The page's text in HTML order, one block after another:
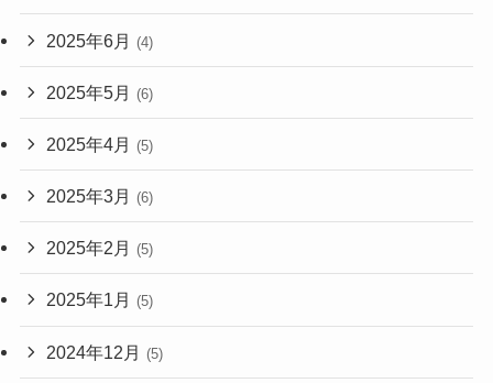
2025年6月 (4)
2025年5月 (6)
2025年4月 (5)
2025年3月 (6)
2025年2月 (5)
2025年1月 (5)
2024年12月 (5)